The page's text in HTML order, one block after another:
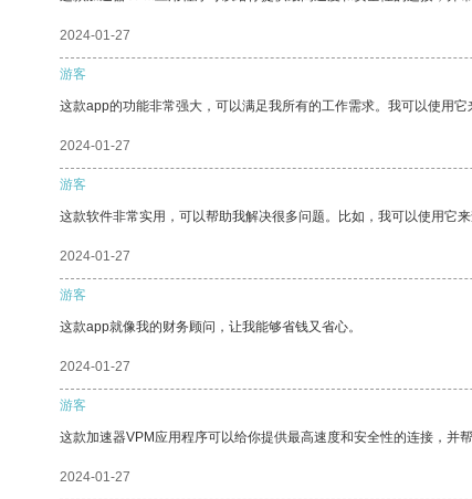
2024-01-27
游客
这款app的功能非常强大，可以满足我所有的工作需求。我可以使用它
2024-01-27
游客
这款软件非常实用，可以帮助我解决很多问题。比如，我可以使用它
2024-01-27
游客
这款app就像我的财务顾问，让我能够省钱又省心。
2024-01-27
游客
这款加速器VPM应用程序可以给你提供最高速度和安全性的连接，并
2024-01-27